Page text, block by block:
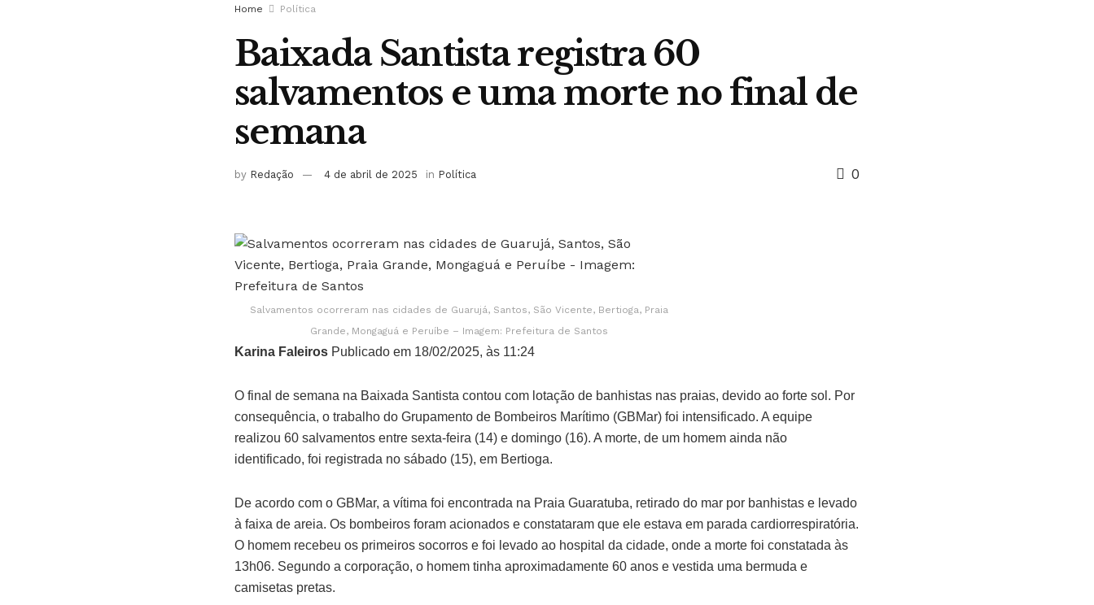
Home Política
Baixada Santista registra 60
salvamentos e uma morte no final de
semana
by Redação 4 de abril de 2025 in Política 0
Salvamentos ocorreram nas cidades de Guarujá, Santos, São Vicente, Bertioga, Praia
Grande, Mongaguá e Peruíbe – Imagem: Prefeitura de Santos
Karina Faleiros Publicado em 18/02/2025, às 11:24
O final de semana na Baixada Santista contou com lotação de banhistas nas praias, devido ao forte sol. Por
consequência, o trabalho do Grupamento de Bombeiros Marítimo (GBMar) foi intensificado. A equipe
realizou 60 salvamentos entre sexta-feira (14) e domingo (16). A morte, de um homem ainda não
identificado, foi registrada no sábado (15), em Bertioga.
De acordo com o GBMar, a vítima foi encontrada na Praia Guaratuba, retirado do mar por banhistas e levado
à faixa de areia. Os bombeiros foram acionados e constataram que ele estava em parada cardiorrespiratória.
O homem recebeu os primeiros socorros e foi levado ao hospital da cidade, onde a morte foi constatada às
13h06. Segundo a corporação, o homem tinha aproximadamente 60 anos e vestida uma bermuda e
camisetas pretas.